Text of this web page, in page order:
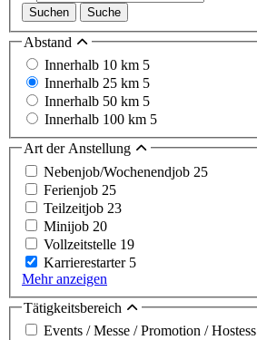
Suchen Suche
Abstand
Innerhalb 10 km 5
Innerhalb 25 km 5
Innerhalb 50 km 5
Innerhalb 100 km 5
Art der Anstellung
Nebenjob/Wochenendjob 25
Ferienjob 25
Teilzeitjob 23
Minijob 20
Vollzeitstelle 19
Karrierestarter 5
Mehr anzeigen
Tätigkeitsbereich
Events / Messe / Promotion / Hostess